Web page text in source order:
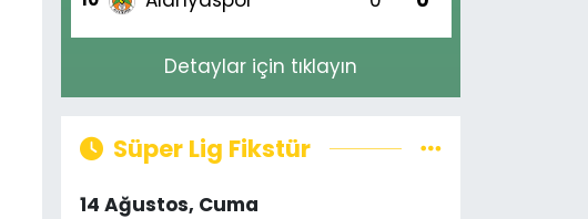
Detaylar için tıklayın
Süper Lig Fikstür
14 Ağustos, Cuma